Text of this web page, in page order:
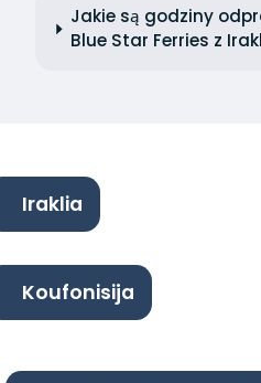
Jakie są godziny
Blue Star Ferries z
Iraklia
Koufonisija